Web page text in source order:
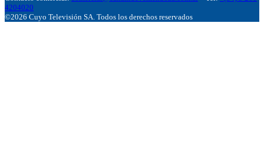
4204020
©2026 Cuyo Televisión SA. Todos los derechos reservados